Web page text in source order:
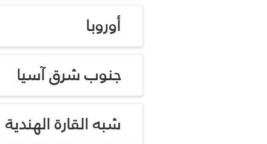
أوروبا
جنوب شرق آسيا
شبه القارة الهندية